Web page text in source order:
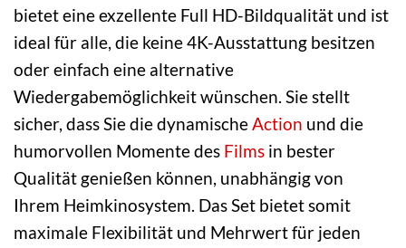
bietet eine exzellente Full HD-Bildqualität und ist
ideal für alle, die keine 4K-Ausstattung besitzen
oder einfach eine alternative
Wiedergabemöglichkeit wünschen. Sie stellt
sicher, dass Sie die dynamischeAction und die
humorvollen Momente des Films in bester
Qualität genießen können, unabhängig von
Ihrem Heimkinosystem. Das Set bietet somit
maximale Flexibilität und Mehrwert für jeden